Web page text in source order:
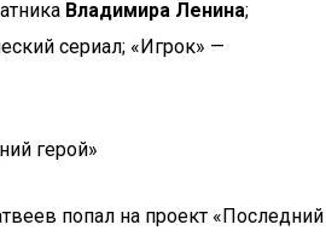
Владимира Ленина;
сериал; «Игрок» —
герой»
попал на проект «Последний